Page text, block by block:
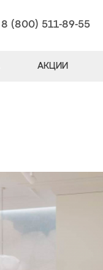
8 (800) 511-89-55
АКЦИИ